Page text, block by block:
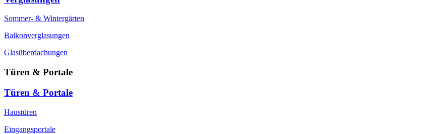
Sommer- & Wintergärten
Balkonverglasungen
Glasüberdachungen
Türen & Portale
Türen & Portale
Haustüren
Eingangsportale